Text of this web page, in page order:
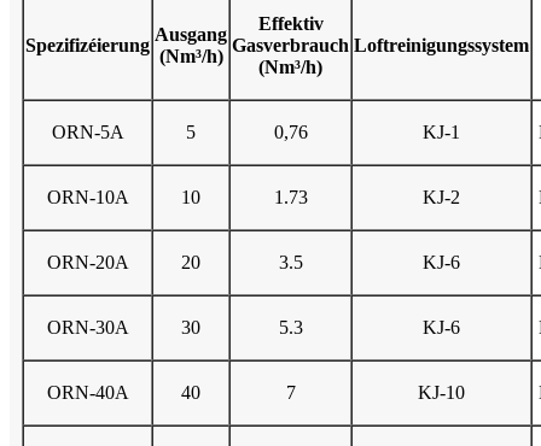
Spezifizéierung
Ausgang
(Nm³/h)
Effektiv
Gasverbrauch
(Nm³/h)
Loftreinigungssystem
ORN-5A 5 0,76 KJ-1
ORN-10A 10 1.73 KJ-2
ORN-20A 20 3.5 KJ-6
ORN-30A 30 5.3 KJ-6
ORN-40A 40 7 KJ-10